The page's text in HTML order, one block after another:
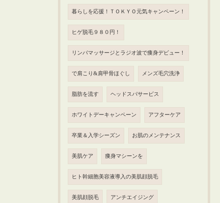
暮らしを応援！ＴＯＫＹＯ元気キャンペーン！
ヒゲ脱毛９８０円！
リンパマッサージとラジオ波で痩身デビュー！
で肩こり&肩甲骨ほぐし メンズ毛穴洗浄
脂肪を流す ヘッドスパサービス
ホワイトデーキャンペーン アフターケア
卒業＆入学シーズン お肌のメンテナンス
美肌ケア 痩身マシーンを
ヒト幹細胞美容液導入の美肌顔脱毛
美肌顔脱毛 アンチエイジング